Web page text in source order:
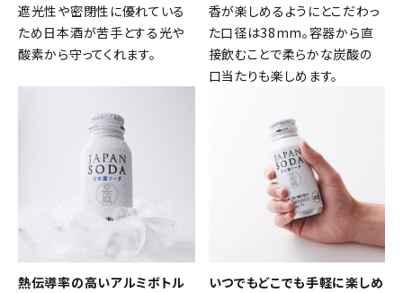
キーワードから探す
search
遮光性や密閉性に優れている
ため日本酒が苦手とする光や
酸素から守ってくれます。
香が楽しめるようにとこだわっ
た口径は38mm。容器から直
接飲むことで柔らかな炭酸の
口当たりも楽しめます。
熱伝導率の高いアルミボトル
いつでもどこでも手軽に楽しめ